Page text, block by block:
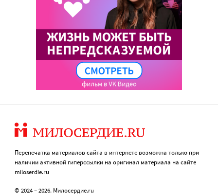
Перепечатка материалов сайта в интернете возможна только при
наличии активной гиперссылки на оригинал материала на сайте
miloserdie.ru
© 2024 – 2026. Милосердие.ru